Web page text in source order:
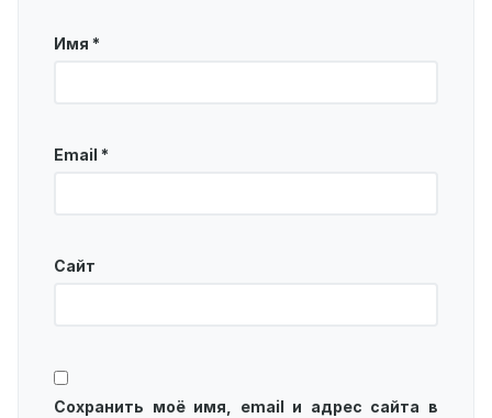
Имя *
Email *
Сайт
Сохранить моё имя, email и адрес сайта в